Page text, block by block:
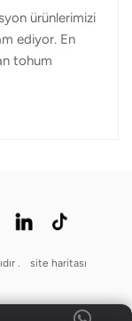
ürünlerimizi
ediyor. En
tohum
bu
ve
birlikte, bu
boyuttaki
.
site haritası